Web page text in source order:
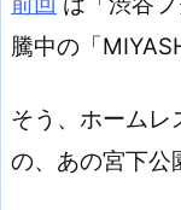
騰中の「
そう、ホームレ
の、あの宮下公